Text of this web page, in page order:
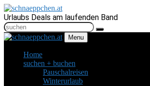
Urlaubs Deals am laufenden Band
Menu
Home
suchen + buchen
Pauschalreisen
Winterurlaub